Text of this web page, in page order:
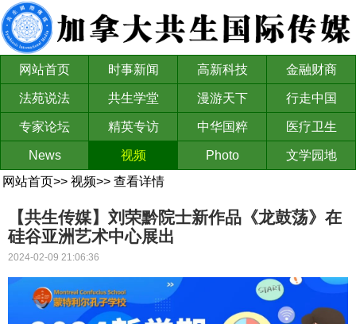
网站首页 时事新闻 高新科技 金融财商
法苑说法 共生学堂 漫游天下 行走中国
专家论坛 精英专访 中华国粹 医疗卫生
News 视频 Photo
文学园地
网站首页>> 视频>> 查看详情
【共生传媒】刘荣黔院士新作品《龙鼓荡》在
硅谷亚洲艺术中心展出
2024-02-09 21:06:36